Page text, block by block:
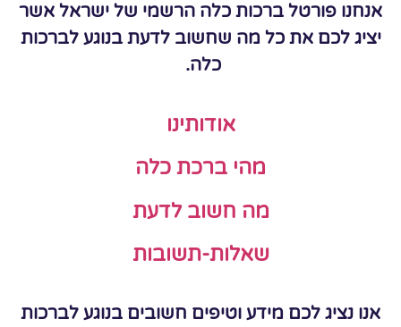
אנחנו פורטל ברכות כלה הרשמי של ישראל אשר
יציג לכם את כל מה שחשוב לדעת בנוגע לברכות
כלה.
אודותינו
מהי ברכת כלה
מה חשוב לדעת
שאלות-תשובות
אנו נציג לכם מידע וטיפים חשובים בנוגע לברכות